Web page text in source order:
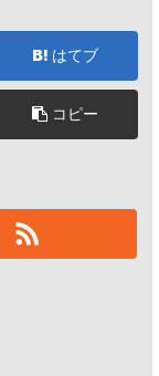
はてブ
コピー